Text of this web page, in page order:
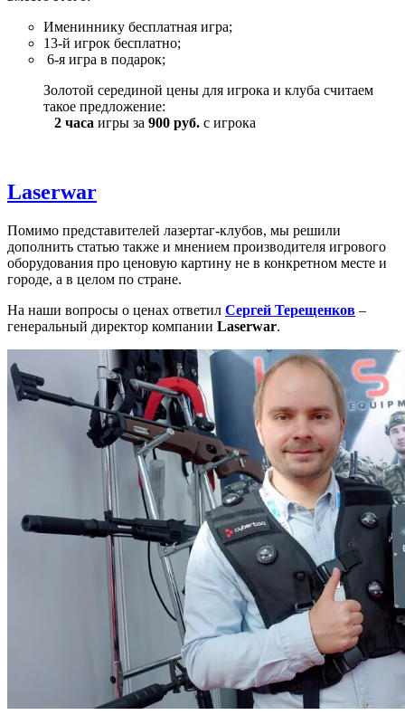
Имениннику бесплатная игра;
13-й игрок бесплатно;
6-я игра в подарок;
Золотой серединой цены для игрока и клуба считаем
такое предложение:
2 часа игры за 900 руб. с игрока
Laserwar
Помимо представителей лазертаг-клубов, мы решили
дополнить статью также и мнением производителя игрового
оборудования про ценовую картину не в конкретном месте и
городе, а в целом по стране.
На наши вопросы о ценах ответил Сергей Терещенков –
генеральный директор компании Laserwar.